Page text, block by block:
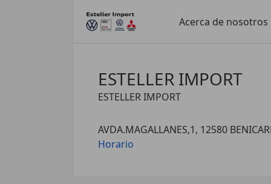
Acerca de nosotros
ESTELLER IMPORT
ESTELLER IMPORT
AVDA.MAGALLANES,1, 12580
Horario